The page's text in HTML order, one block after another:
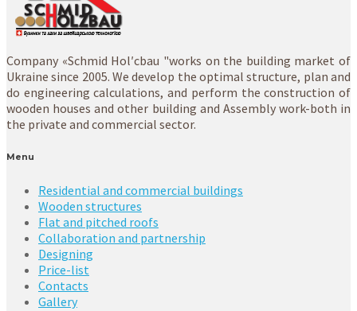
Company «Schmid Hol′cbau "works on the building market of
Ukraine since 2005. We develop the optimal structure, plan and
do engineering calculations, and perform the construction of
wooden houses and other building and Assembly work-both in
the private and commercial sector.
Menu
Residential and commercial buildings
Wooden structures
Flat and pitched roofs
Collaboration and partnership
Designing
Price-list
Contacts
Gallery